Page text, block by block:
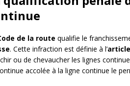
de la route qualifie le
. Cette infraction est définie à l’
ou de chevaucher les lignes
accolée à la ligne continue le